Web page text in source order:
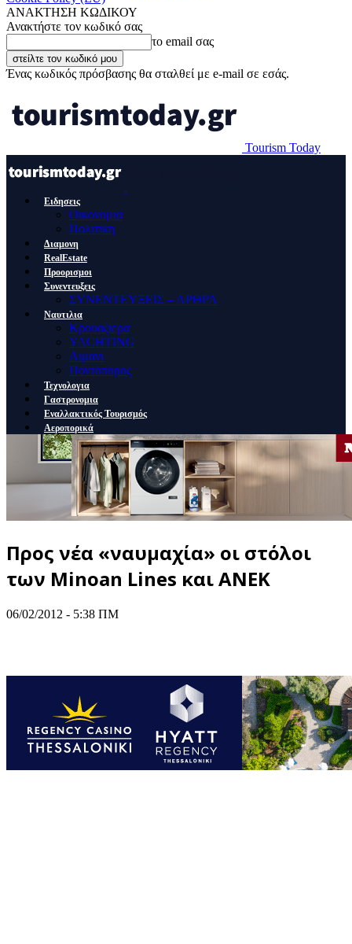
ΑΝΑΚΤΗΣΗ ΚΩΔΙΚΟΥ
Ανακτήστε τον κωδικό σας
το email σας
Ένας κωδικός πρόσβασης θα σταλθεί με e-mail σε εσάς.
Tourism Today
Ειδησεις
Οικονομια
Πολιτικη
Διαμονη
RealEstate
Προορισμοι
Συνεντευξεις
ΣΥΝΕΝΤΕΥΞΕΙΣ – ΑΡΘΡΑ
Ναυτιλια
Κρουαζιερα
YACHTING
Λιμανι
Ποντοπορος
Τεχνολογια
Γαστρονομια
Εναλλακτικός Τουρισμός
Αεροπορικά
Προς νέα «ναυμαχία» οι στόλοι
των Minoan Lines και ΑΝΕΚ
06/02/2012 - 5:38 ΠΜ